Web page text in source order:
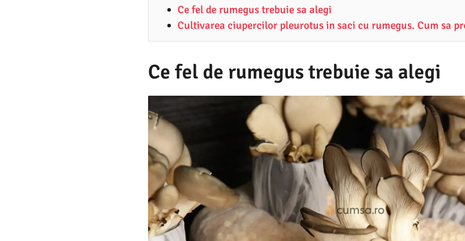
Ce fel de rumegus trebuie sa alegi
Cultivarea ciupercilor pleurotus in saci cu rumegus. Cum sa
Ce fel de rumegus trebuie sa alegi